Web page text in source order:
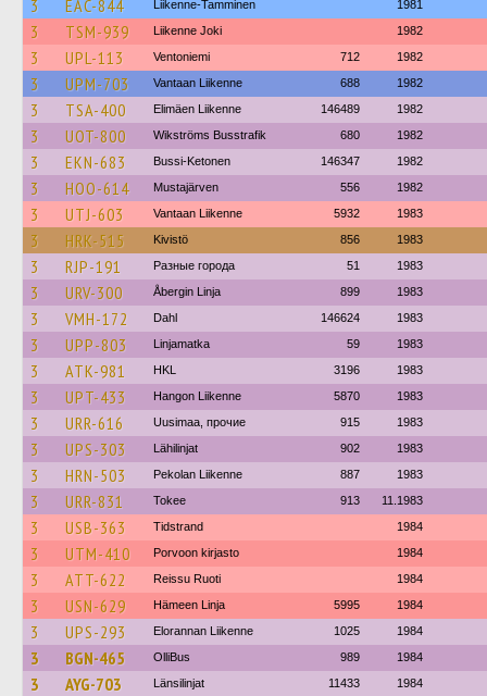
3 EAC-844 Liikenne-Tamminen 1981
3 TSM-939 Liikenne Joki 1982
3 UPL-113 Ventoniemi 712 1982
3 UPM-703 Vantaan Liikenne 688 1982
3 TSA-400 Elimäen Liikenne 146489 1982
3 UOT-800 Wikströms Busstrafik 680 1982
3 EKN-683 Bussi-Ketonen 146347 1982
3 HOO-614 Mustajärven 556 1982
3 UTJ-603 Vantaan Liikenne 5932 1983
3 HRK-515 Kivistö 856 1983
3 RJP-191 Разные города 51 1983
3 URV-300 Åbergin Linja 899 1983
3 VMH-172 Dahl 146624 1983
3 UPP-803 Linjamatka 59 1983
3 ATK-981 HKL 3196 1983
3 UPT-433 Hangon Liikenne 5870 1983
3 URR-616 Uusimaa, прочие 915 1983
3 UPS-303 Lähilinjat 902 1983
3 HRN-503 Pekolan Liikenne 887 1983
3 URR-831 Tokee 913 11.1983
3 USB-363 Tidstrand 1984
3 UTM-410 Porvoon kirjasto 1984
3 ATT-622 Reissu Ruoti 1984
3 USN-629 Hämeen Linja 5995 1984
3 UPS-293 Elorannan Liikenne 1025 1984
3 BGN-465 OlliBus 989 1984
3 AYG-703 Länsilinjat 11433 1984